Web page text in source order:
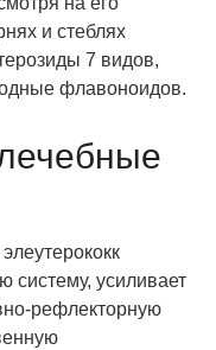
и стеблях
7 видов,
флавоноидов.
систему, усиливает
рефлекторную